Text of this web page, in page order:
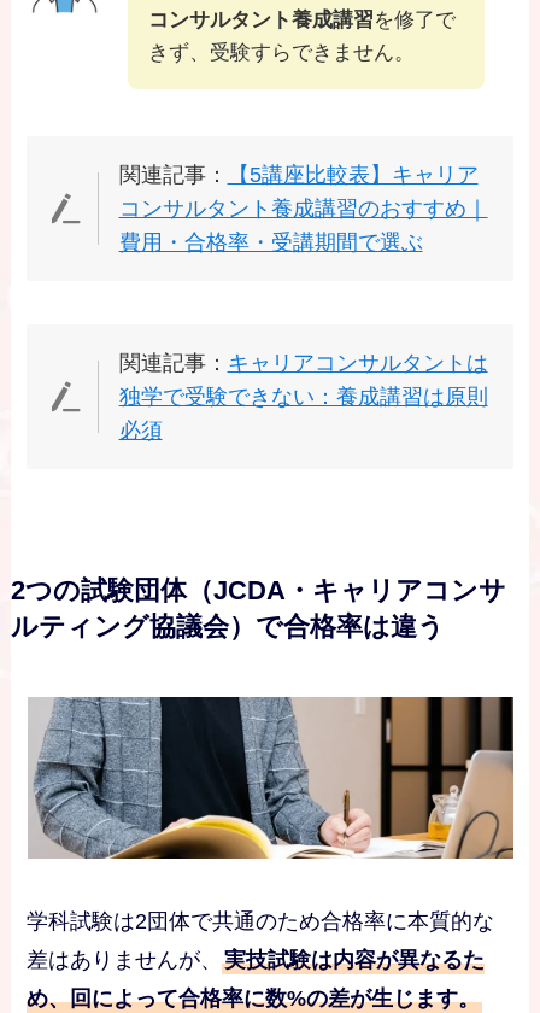
コンサルタント養成講習を修了で
きず、受験すらできません。
関連記事：
【5講座比較表】キャリア
コンサルタント養成講習のおすすめ｜
費用・合格率・受講期間で選ぶ
関連記事： キャリアコンサルタントは
独学で受験できない：養成講習は原則
必須
2つの試験団体（JCDA・キャリアコンサ
ルティング協議会）で合格率は違う
学科試験は2団体で共通のため合格率に本質的な
差はありませんが、実技試験は内容が異なるた
め、回によって合格率に数%の差が生じます。